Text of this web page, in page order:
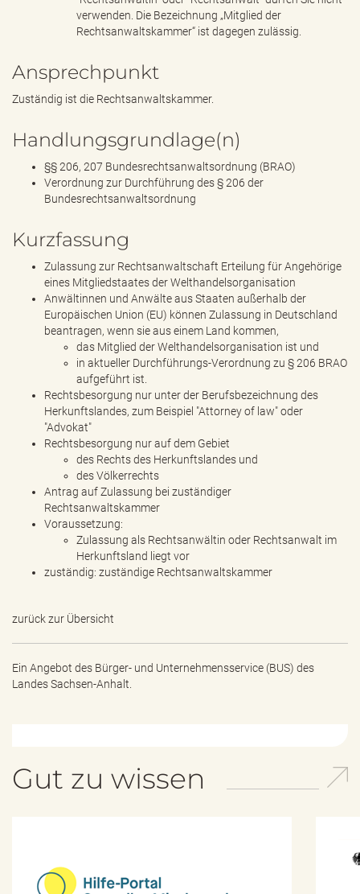
verwenden. Die Bezeichnung „Mitglied der
Rechtsanwaltskammer“ ist dagegen zulässig.
Ansprechpunkt
Zuständig ist die Rechtsanwaltskammer.
Handlungsgrundlage(n)
§§ 206, 207 Bundesrechtsanwaltsordnung (BRAO)
Verordnung zur Durchführung des § 206 der
Bundesrechtsanwaltsordnung
Kurzfassung
Zulassung zur Rechtsanwaltschaft Erteilung für Angehörige
eines Mitgliedstaates der Welthandelsorganisation
Anwältinnen und Anwälte aus Staaten außerhalb der
Europäischen Union (EU) können Zulassung in Deutschland
beantragen, wenn sie aus einem Land kommen,
das Mitglied der Welthandelsorganisation ist und
in aktueller Durchführungs-Verordnung zu § 206 BRAO
aufgeführt ist.
Rechtsbesorgung nur unter der Berufsbezeichnung des
Herkunftslandes, zum Beispiel "Attorney of law" oder
"Advokat"
Rechtsbesorgung nur auf dem Gebiet
des Rechts des Herkunftslandes und
des Völkerrechts
Antrag auf Zulassung bei zuständiger
Rechtsanwaltskammer
Voraussetzung:
Zulassung als Rechtsanwältin oder Rechtsanwalt im
Herkunftsland liegt vor
zuständig: zuständige Rechtsanwaltskammer
zurück zur Übersicht
Ein Angebot des Bürger- und Unternehmensservice (BUS) des
Landes Sachsen-Anhalt.
Gut zu wissen